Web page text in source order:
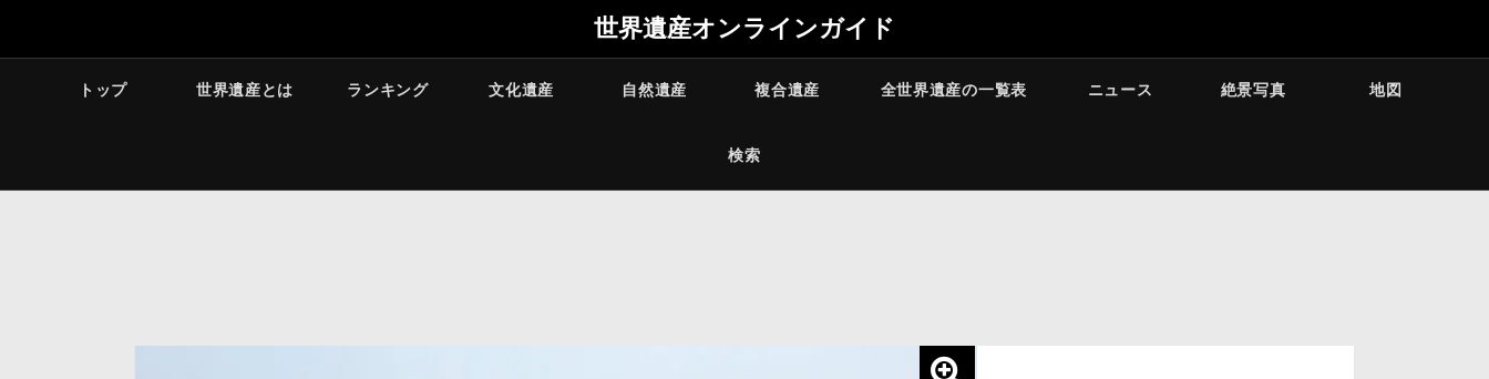
世界遺産オンラインガイド
トップ 世界遺産とは ランキング 文化遺産 自然遺産 複合遺産 全世界遺産の一覧表 ニュース 絶景写真 地図
検索